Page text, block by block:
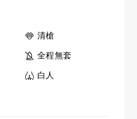
清槍
全程無套
白人